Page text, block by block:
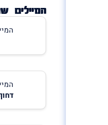
המיילים
המייל
המייל